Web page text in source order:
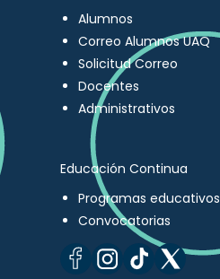
Alumnos
Correo Alumnos UAQ
Solicitud Correo
Docentes
Administrativos
Educación Continua
Programas educativos
Convocatorias